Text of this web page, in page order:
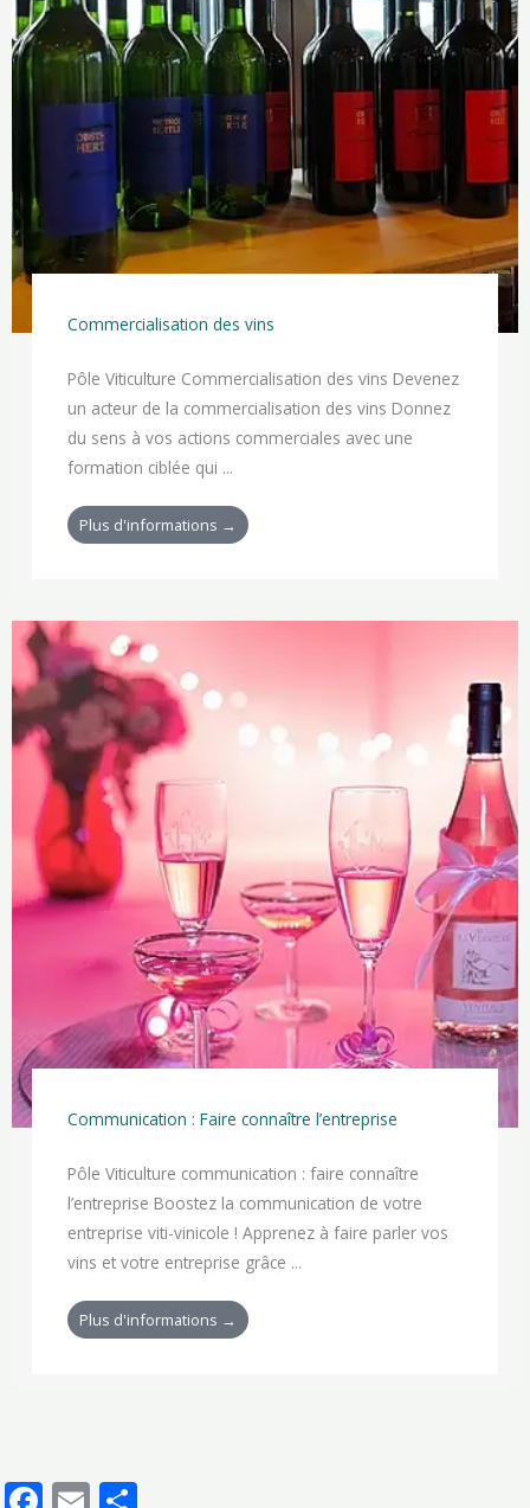
Commercialisation des vins
Pôle Viticulture Commercialisation des vins Devenez
un acteur de la commercialisation des vins Donnez
du sens à vos actions commerciales avec une
formation ciblée qui ...
Plus d'informations →
Communication : Faire connaître l’entreprise
Pôle Viticulture communication : faire connaître
l’entreprise Boostez la communication de votre
entreprise viti-vinicole ! Apprenez à faire parler vos
vins et votre entreprise grâce ...
Plus d'informations →